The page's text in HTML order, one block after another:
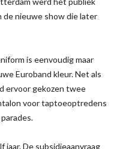
de nieuwe show die later
is eenvoudig maar
Euroband kleur. Net als
ervoor gekozen twee
voor taptoeoptredens
De subsidieaanvraag